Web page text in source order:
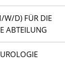
W/D) FÜR DIE
ABTEILUNG